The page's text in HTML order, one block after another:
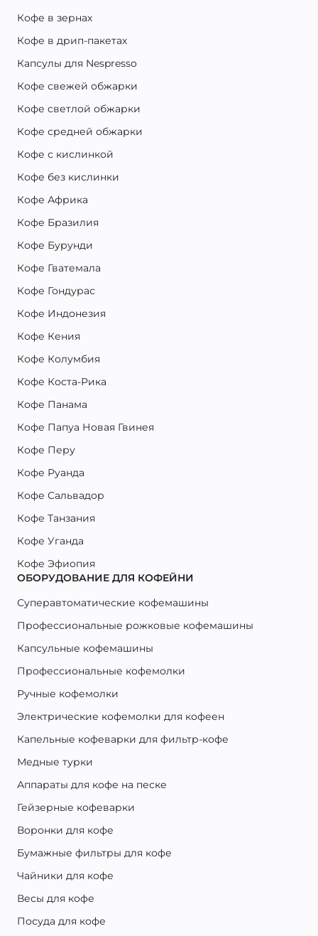
Кофе в зернах
Кофе в дрип-пакетах
Капсулы для Nespresso
Кофе свежей обжарки
Кофе светлой обжарки
Кофе средней обжарки
Кофе с кислинкой
Кофе без кислинки
Кофе Африка
Кофе Бразилия
Кофе Бурунди
Кофе Гватемала
Кофе Гондурас
Кофе Индонезия
Кофе Кения
Кофе Колумбия
Кофе Коста-Рика
Кофе Панама
Кофе Папуа Новая Гвинея
Кофе Перу
Кофе Руанда
Кофе Сальвадор
Кофе Танзания
Кофе Уганда
Кофе Эфиопия
ОБОРУДОВАНИЕ ДЛЯ КОФЕЙНИ
Суперавтоматические кофемашины
Профессиональные рожковые кофемашины
Капсульные кофемашины
Профессиональные кофемолки
Ручные кофемолки
Электрические кофемолки для кофеен
Капельные кофеварки для фильтр-кофе
Медные турки
Аппараты для кофе на песке
Гейзерные кофеварки
Воронки для кофе
Бумажные фильтры для кофе
Чайники для кофе
Весы для кофе
Посуда для кофе